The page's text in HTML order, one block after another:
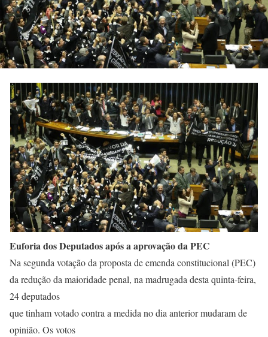
Euforia dos Deputados após a aprovação da PEC
Na segunda votação da proposta de emenda constitucional (PEC)
da redução da maioridade penal, na madrugada desta quinta-feira,
24 deputados
que tinham votado contra a medida no dia anterior mudaram de
opinião. Os votos